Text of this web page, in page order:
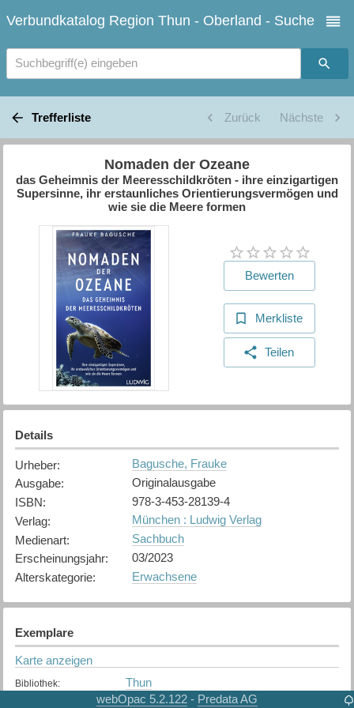
Verbundkatalog Region Thun - Oberland - Suche
Suchbegriff(e) eingeben
Trefferliste Zurück Nächste
Nomaden der Ozeane
das Geheimnis der Meeresschildkröten - ihre einzigartigen
Supersinne, ihr erstaunliches Orientierungsvermögen und
wie sie die Meere formen
Bewerten
Merkliste
Teilen
Details
Urheber:
Bagusche, Frauke
Ausgabe:
Originalausgabe
ISBN:
978-3-453-28139-4
Verlag:
München : Ludwig Verlag
Medienart:
Sachbuch
Erscheinungsjahr:
03/2023
Alterskategorie: Erwachsene
Exemplare
Karte anzeigen
Bibliothek: Thun
Verfügbar
webOpac 5.2.122 - Predata AG